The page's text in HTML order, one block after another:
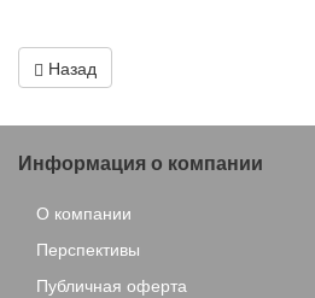
Назад
Информация о компании
О компании
Перспективы
Публичная оферта